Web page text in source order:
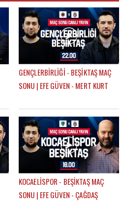
GENÇLERBİRLİĞİ - BEŞİKTAŞ MAÇ
SONU | EFE GÜVEN - MERT KURT
KOCAELİSPOR - BEŞİKTAŞ MAÇ
SONU | EFE GÜVEN - ÇAĞDAŞ